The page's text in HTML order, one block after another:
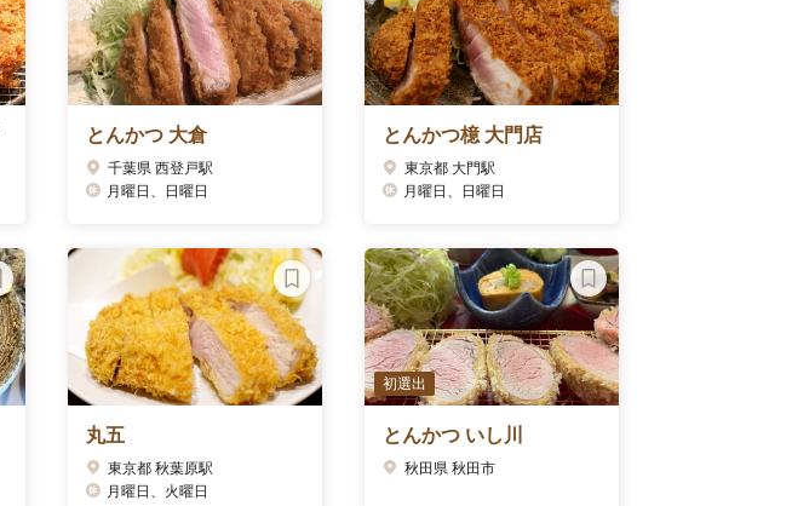
とんかつ 大倉
千葉県 西登戸駅
月曜日、日曜日
とんかつ檍 大門店
東京都 大門駅
月曜日、日曜日
丸五
東京都 秋葉原駅
月曜日、火曜日
初選出
とんかつ いし川
秋田県 秋田市